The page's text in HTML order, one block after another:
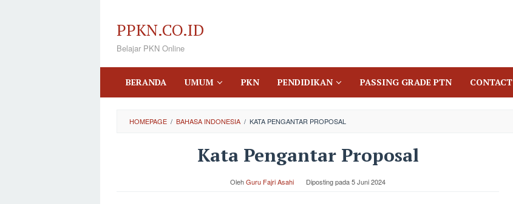
konten
PPKN.CO.ID
Belajar PKN Online
BERANDA UMUM PKN PENDIDIKAN PASSING GRADE PTN CONTACT
HOMEPAGE / BAHASA INDONESIA / KATA PENGANTAR PROPOSAL
Kata Pengantar Proposal
OlehGuru Fajri Asahi Diposting pada5 Juni 2024